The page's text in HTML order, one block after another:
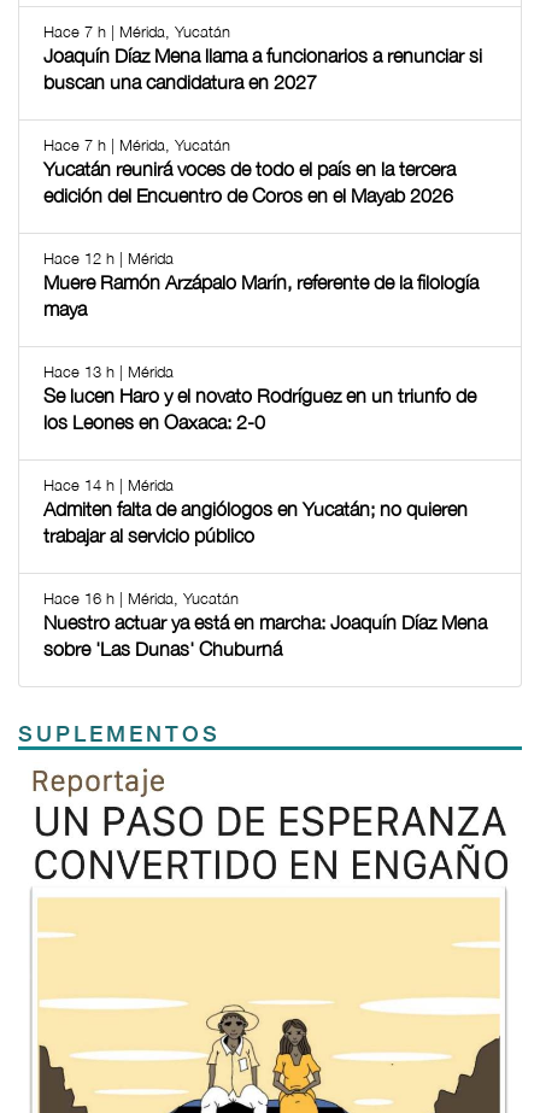
Hace 7 h | Mérida, Yucatán
Joaquín Díaz Mena llama a funcionarios a renunciar si
buscan una candidatura en 2027
Hace 7 h | Mérida, Yucatán
Yucatán reunirá voces de todo el país en la tercera
edición del Encuentro de Coros en el Mayab 2026
Hace 12 h | Mérida
Muere Ramón Arzápalo Marín, referente de la filología
maya
Hace 13 h | Mérida
Se lucen Haro y el novato Rodríguez en un triunfo de
los Leones en Oaxaca: 2-0
Hace 14 h | Mérida
Admiten falta de angiólogos en Yucatán; no quieren
trabajar al servicio público
Hace 16 h | Mérida, Yucatán
Nuestro actuar ya está en marcha: Joaquín Díaz Mena
sobre 'Las Dunas' Chuburná
SUPLEMENTOS